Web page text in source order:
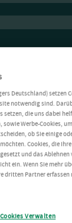
Deutschland) setzen
notwendig sind.
setzen, die uns dabei
sowie Werbe-Cookies,
ob Sie einige
Cookies, die
und das Ablehnen
ein. Wenn Sie mehr
dritten Partner
Cookies Verwalten